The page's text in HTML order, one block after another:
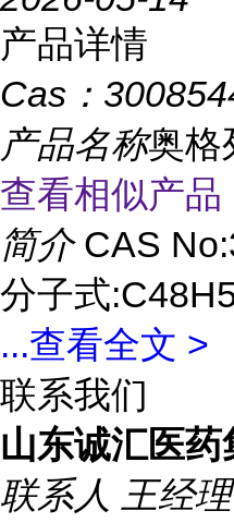
产品详情
Cas：
产品名称奥格
查看相似产
简介 CAS
分子式
...查看全文 >
联系我们
山东诚汇医药
联系人 王经理